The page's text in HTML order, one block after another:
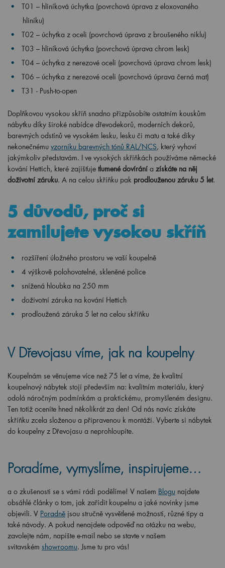
T01 – hliníková úchytka (povrchová úprava z eloxovaného
hliníku)
T02 – úchytka z oceli (povrchová úprava z broušeného niklu)
T03 – hliníková úchytka (povrchová úprava chrom lesk)
T04 – úchytka z nerezové oceli (povrchová úprava chrom lesk)
T06 – úchytka z nerezové oceli (povrchová úprava černá mat)
T31 - Push-to-open
Doplňkovou vysokou skříň snadno přizpůsobíte ostatním kouskům
nábytku díky široké nabídce dřevodekorů, moderních dekorů,
barevných odstínů ve vysokém lesku, lesku či matu a také díky
nekonečnému vzorníku barevných tónů RAL/NCS, který vyhoví
jakýmkoliv představám. I ve vysokých skříňkách používáme německé
kování Hettich, které zajišťuje tlumené dovírání a získáte na něj
doživotní záruku. A na celou skříňku pak prodlouženou záruku 5 let.
5 důvodů, proč si
zamilujete vysokou skříň
rozšíření úložného prostoru ve vaší koupelně
4 výškově polohovatelné, skleněné police
snížená hloubka na 250 mm
doživotní záruka na kování Hettich
prodloužená záruka 5 let na celou skříňku
V Dřevojasu víme, jak na koupelny
Koupelnám se věnujeme více než 75 let a víme, že kvalitní
koupelnový nábytek stojí především na: kvalitním materiálu, který
odolá náročným podmínkám a praktickému, promyšleném designu.
Ten totiž oceníte hned několikrát za den! Od nás navíc získáte
skříňku zcela složenou a připravenou k montáži. Vyberte si nábytek
do koupelny z Dřevojasu a neprohloupíte.
Poradíme, vymyslíme, inspirujeme…
a o zkušenosti se s vámi rádi podělíme! V našem Blogu najdete
obsáhlé články o tom, jak zařídit koupelnu a jaké novinky jsme
objevili. V Poradně jsou stručně vysvětlené možnosti, různé tipy a
také návody. A pokud nenajdete odpověď na otázku na webu,
zavolejte nám, napište e-mail nebo se stavte v našem
svitavském showroomu. Jsme tu pro vás!